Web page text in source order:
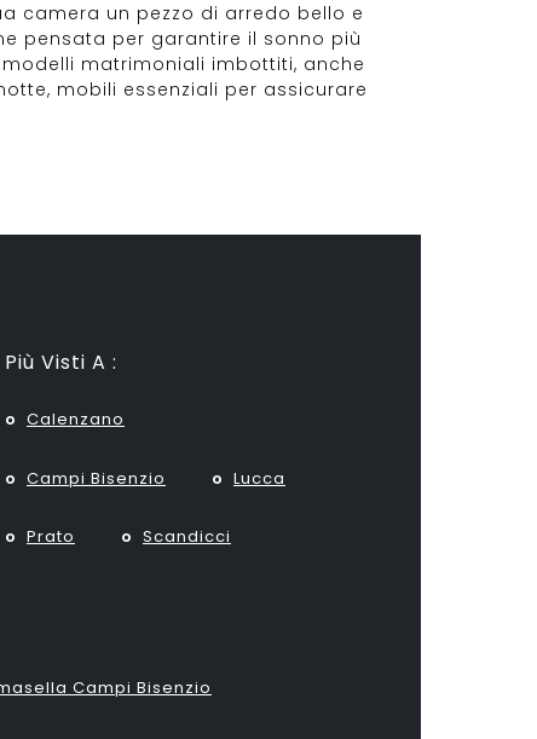
camera un pezzo di arredo bello e
pensata per garantire il sonno più
matrimoniali imbottiti, anche
mobili essenziali per assicurare
Più Visti A :
Calenzano
Campi Bisenzio Lucca
Prato Scandicci
Campi Bisenzio